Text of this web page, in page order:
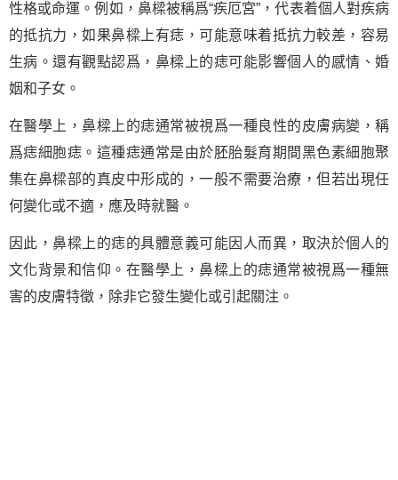
性格或命運。例如，鼻樑被稱爲“疾厄宮”，代表着個人對疾病
的抵抗力，如果鼻樑上有痣，可能意味着抵抗力較差，容易
生病。還有觀點認爲，鼻樑上的痣可能影響個人的感情、婚
姻和子女。
在醫學上，鼻樑上的痣通常被視爲一種良性的皮膚病變，稱
爲痣細胞痣。這種痣通常是由於胚胎髮育期間黑色素細胞聚
集在鼻樑部的真皮中形成的，一般不需要治療，但若出現任
何變化或不適，應及時就醫。
因此，鼻樑上的痣的具體意義可能因人而異，取決於個人的
文化背景和信仰。在醫學上，鼻樑上的痣通常被視爲一種無
害的皮膚特徵，除非它發生變化或引起關注。